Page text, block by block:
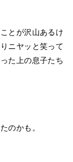
とが沢山あるけ
ニヤッと笑って
た上の息子たち
のかも。